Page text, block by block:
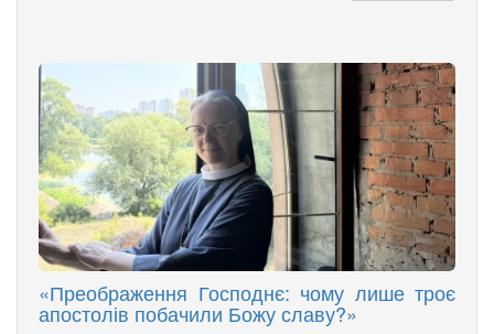
«Преображення Господнє: чому лише троє
апостолів побачили Божу славу?»